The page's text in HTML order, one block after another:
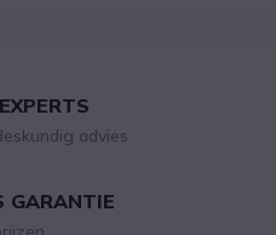
advies
GARANTIE